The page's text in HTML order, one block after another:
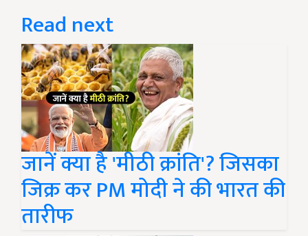
Read next
जानें क्या है 'मीठी क्रांति'? जिसका
जिक्र कर PM मोदी ने की भारत की
तारीफ